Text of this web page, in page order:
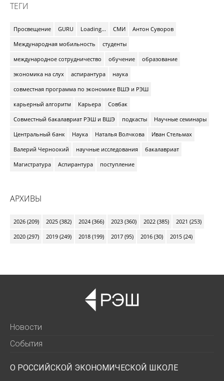
ТЕГИ
Просвещение GURU Loading... СМИ
Антон Суворов
Международная мобильность
студенты
международное сотрудничество
обучение
образование
экономика на слух
аспирантура
наука
совместная программа по экономике ВШЭ и РЭШ
карьерный алгоритм
Карьера
Совбак
Совместный бакалавриат РЭШ и ВШЭ
подкасты
Научные семинары
Центральный банк
Наука Наталья Волчкова
Иван Стельмах
Валерий Черноокий
научные исследования
бакалавриат
Магистратура
Аспирантура поступление
АРХИВЫ
2026 (209) 2025 (382) 2024 (366) 2023 (360) 2022 (385)
2021 (253)
2020 (297)
2019 (249) 2018 (199) 2017 (95) 2016 (30) 2015 (24)
Новости
События
О РОССИЙСКОЙ ЭКОНОМИЧЕСКОЙ ШКОЛЕ